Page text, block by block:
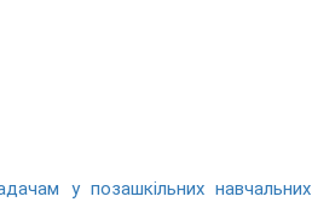
у позашкільних навчальних